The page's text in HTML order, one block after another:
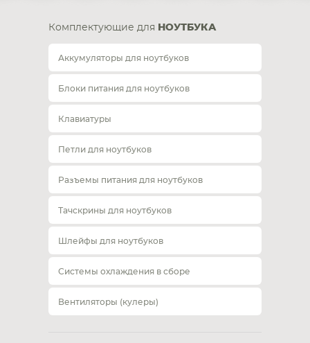
Комплектующие для НОУТБУКА
Аккумуляторы для ноутбуков
Блоки питания для ноутбуков
Клавиатуры
Петли для ноутбуков
Разъемы питания для ноутбуков
Тачскрины для ноутбуков
Шлейфы для ноутбуков
Системы охлаждения в сборе
Вентиляторы (кулеры)